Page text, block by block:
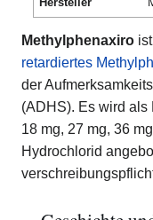
Hersteller
Methylphenaxiro
retardiertes
der
(ADHS). Es wird als
18 mg, 27 mg, 36
Hydrochlorid